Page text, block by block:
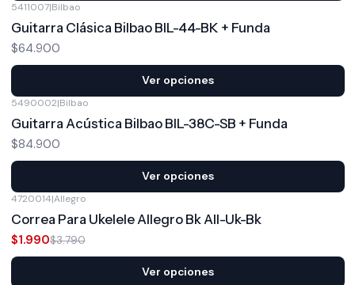
5411007|Bilbao
Guitarra Clásica Bilbao BIL-44-BK + Funda
$64.900
Ver opciones
5490002|Bilbao
Guitarra Acústica Bilbao BIL-38C-SB + Funda
$84.900
Ver opciones
4720014|Allegro
Correa Para Ukelele Allegro Bk All-Uk-Bk
$1.990$3.790
Ver opciones